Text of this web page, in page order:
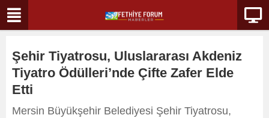
Şehir Tiyatrosu, Uluslararası Akdeniz
Tiyatro Ödülleri’nde Çifte Zafer Elde
Etti
Mersin Büyükşehir Belediyesi Şehir Tiyatrosu,